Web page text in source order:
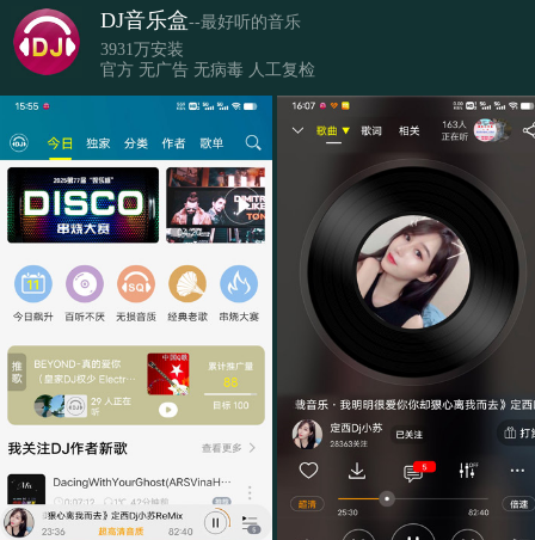
DJ音乐盒--最好听的音乐
3931万安装
官方 无广告 无病毒 人工复检